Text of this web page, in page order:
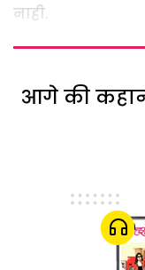
नाही.
आगे की